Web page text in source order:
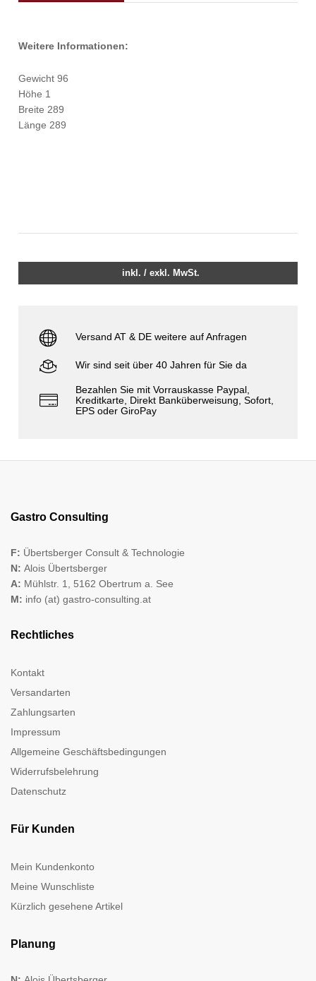
Weitere Informationen:
Gewicht 96
Höhe 1
Breite 289
Länge 289
inkl. / exkl. MwSt.
Versand AT & DE weitere auf Anfragen
Wir sind seit über 40 Jahren für Sie da
Bezahlen Sie mit Vorrauskasse Paypal,
Kreditkarte, Direkt Banküberweisung, Sofort,
EPS oder GiroPay
Gastro Consulting
F: Übertsberger Consult & Technologie
N: Alois Übertsberger
A: Mühlstr. 1, 5162 Obertrum a. See
M: info (at) gastro-consulting.at
Rechtliches
Kontakt
Versandarten
Zahlungsarten
Impressum
Allgemeine Geschäftsbedingungen
Widerrufsbelehrung
Datenschutz
Für Kunden
Mein Kundenkonto
Meine Wunschliste
Kürzlich gesehene Artikel
Planung